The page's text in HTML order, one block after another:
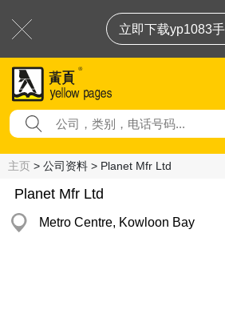
立即下载yp1083
主页 > 公司资料 > Planet Mfr Ltd
Planet Mfr Ltd
Metro Centre, Kowloon Bay